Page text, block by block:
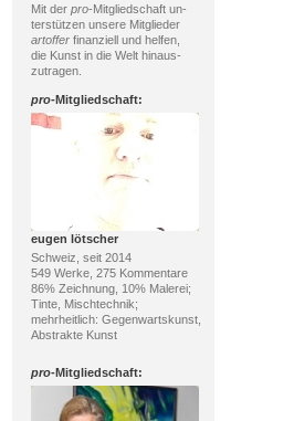
Mit der pro-Mitgliedschaft un-
terstützen unsere Mitglieder
artofferfinanziell und helfen,
die Kunst in die Welt hinaus-
zutragen.
pro-Mitgliedschaft:
eugen lötscher
Schweiz, seit 2014
549 Werke, 275 Kommentare
86% Zeichnung, 10% Malerei;
Tinte, Mischtechnik;
mehrheitlich: Gegenwartskunst,
Abstrakte Kunst
pro-Mitgliedschaft: